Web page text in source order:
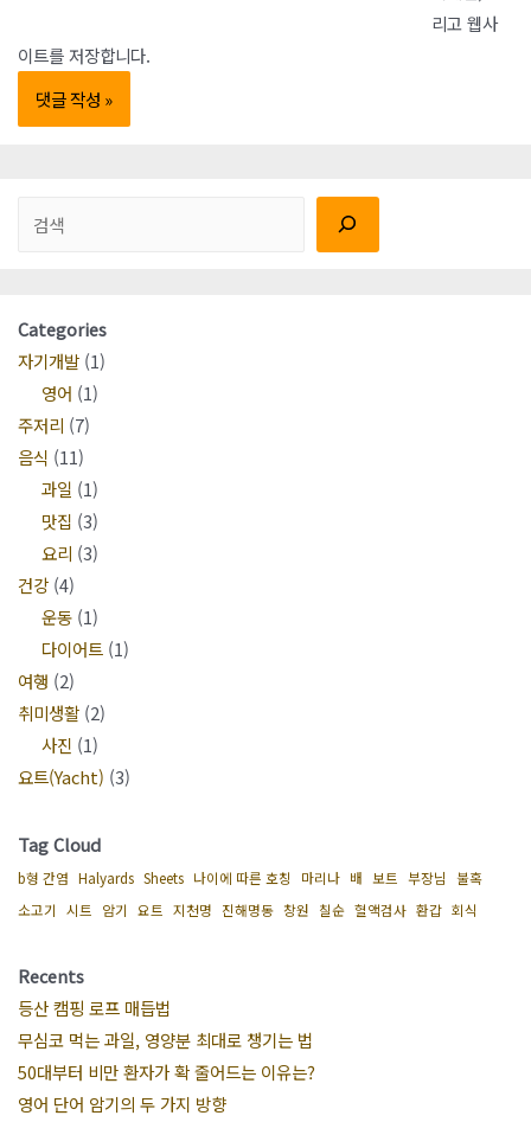
트
리고 웹사
이트를 저장합니다.
검색
Categories
자기개발(1)
영어 (1)
주저리 (7)
음식 (11)
과일 (1)
맛집 (3)
요리 (3)
건강(4)
운동(1)
다이어트(1)
여행 (2)
취미생활(2)
사진 (1)
요트(Yacht) (3)
Tag Cloud
b형 간염 Halyards Sheets 나이에 따른 호칭 마리나 배 보트 부장님 불혹
소고기 시트 암기 요트 지천명 진해명동 창원 칠순 혈액검사 환갑 회식
Recents
등산 캠핑 로프 매듭법
무심코 먹는 과일, 영양분 최대로 챙기는 법
50대부터 비만 환자가 확 줄어드는 이유는?
영어 단어 암기의 두 가지 방향